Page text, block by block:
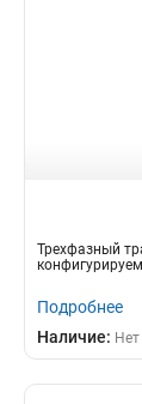
Трехфазный
Подробнее
Наличие: